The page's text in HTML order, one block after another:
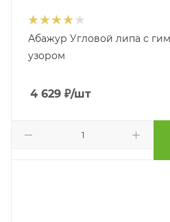
Абажур Угловой липа с
узором
4 629 ₽/шт